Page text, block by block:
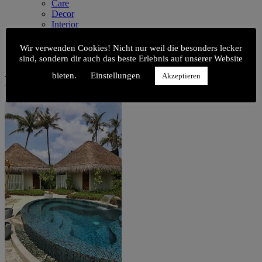
Care
Decor
Interior
Kitchen
Style
Malediven_56
Wir verwenden Cookies! Nicht nur weil die besonders lecker
sind, sondern dir auch das beste Erlebnis auf unserer Website
bieten.
Einstellungen Akzeptieren